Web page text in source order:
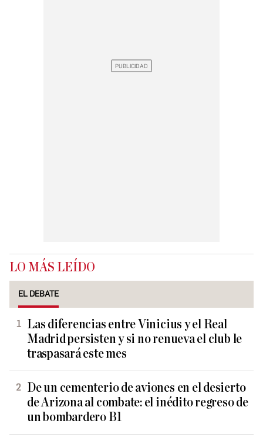
LO MÁS LEÍDO
EL DEBATE
Las diferencias entre Vinicius y el Real
Madrid persisten y si no renueva el club le
traspasará este mes
De un cementerio de aviones en el desierto
de Arizona al combate: el inédito regreso de
un bombardero B1